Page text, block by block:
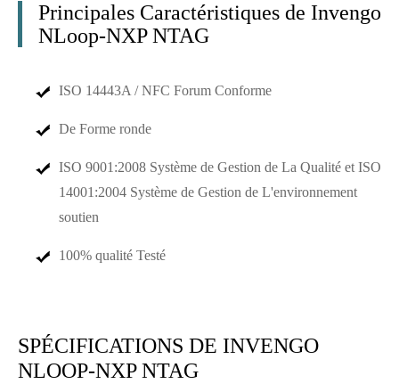
Principales Caractéristiques de Invengo
NLoop-NXP NTAG
ISO 14443A / NFC Forum Conforme
De Forme ronde
ISO 9001:2008 Système de Gestion de La Qualité et ISO
14001:2004 Système de Gestion de L'environnement
soutien
100% qualité Testé
SPÉCIFICATIONS DE INVENGO
NLOOP-NXP NTAG